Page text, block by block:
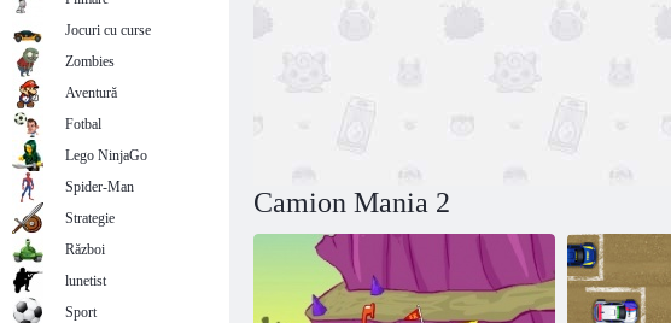
Camion Mania 2
Jocuri cu curse
Zombies
Aventură
Fotbal
Lego NinjaGo
Spider-Man
Strategie
Război
lunetist
Sport